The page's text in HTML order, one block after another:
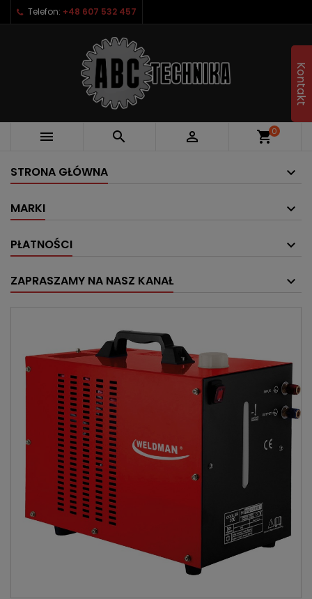
Telefon: +48 607 532 457
   shopping_cart0
STRONA GŁÓWNA
MARKI
PŁATNOŚCI
ZAPRASZAMY NA NASZ KANAŁ
Kontakt